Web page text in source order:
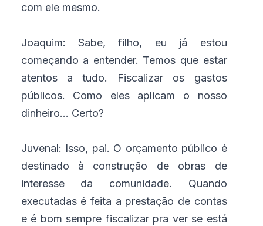
com ele mesmo.
Joaquim: Sabe, filho, eu já estou
começando a entender. Temos que estar
atentos a tudo. Fiscalizar os gastos
públicos. Como eles aplicam o nosso
dinheiro... Certo?
Juvenal: Isso, pai. O orçamento público é
destinado à construção de obras de
interesse da comunidade. Quando
executadas é feita a prestação de contas
e é bom sempre fiscalizar pra ver se está